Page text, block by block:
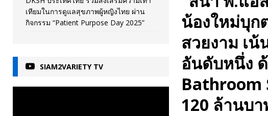
น้องใหม่บุก
สวยงาม เ
อันดับหนึ่ง
Bathroom
120 ล้านบา
เทียมในการดูแลสุขภาพผู้หญิงไทย ผ่าน
กิจกรรม “Patient Purpose Day 2025”
SIAM2VARIETY TV